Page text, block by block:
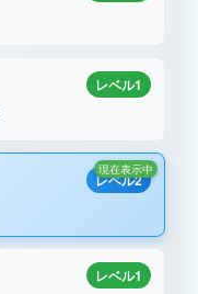
レベル1
レベル2
現在表示中
レベル1